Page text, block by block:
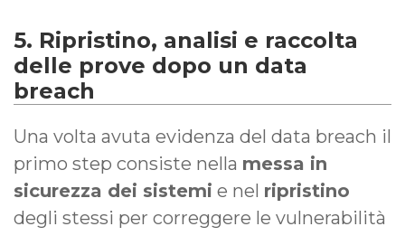
5. Ripristino, analisi e raccolta
delle prove dopo un data
breach
Una volta avuta evidenza del data breach il
primo step consiste nella messa in
sicurezza dei sistemi e nel ripristino
degli stessi per correggere le vulnerabilità